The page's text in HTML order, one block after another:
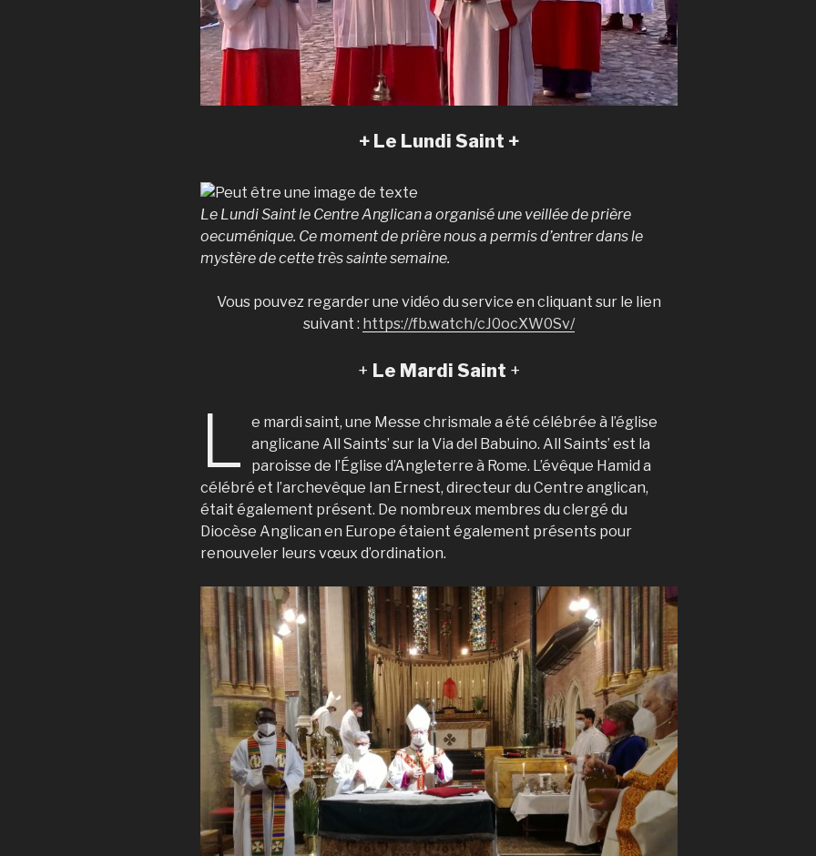
+ Le Lundi Saint +
Le Lundi Saint le Centre Anglican a organisé une veillée de prière
oecuménique. Ce moment de prière nous a permis d’entrer dans le
mystère de cette très sainte semaine.
Vous pouvez regarder une vidéo du service en cliquant sur le lien
suivant : https://fb.watch/cJ0ocXW0Sv/
+ Le Mardi Saint +
L
e mardi saint, une Messe chrismale a été célébrée à l’église
anglicane All Saints’ sur la Via del Babuino. All Saints’ est la
paroisse de l’Église d’Angleterre à Rome. L’évêque Hamid a
célébré et l’archevêque Ian Ernest, directeur du Centre anglican,
était également présent. De nombreux membres du clergé du
Diocèse Anglican en Europe étaient également présents pour
renouveler leurs vœux d’ordination.